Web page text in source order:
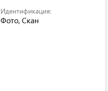
Идентификация:
Фото, Скан